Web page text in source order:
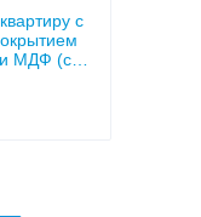
с
и МДФ (с